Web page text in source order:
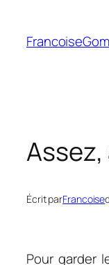
contenu
Écrit parFrancoise
Pour garder